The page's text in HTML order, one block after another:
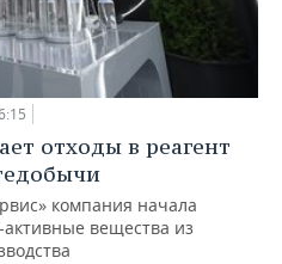
отходы в реагент
компания начала
вещества из